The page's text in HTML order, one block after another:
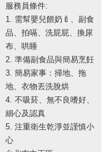
服務員條件:
1. 需幫嬰兒餵奶🍼、副食
品、拍嗝、洗屁屁、換尿
布、哄睡
2. 準備副食品與簡易烹飪
3. 簡易家事：掃地、拖
地、衣物丟洗脫烘
4. 不吸菸、無不良嗜好、
細心及認真
5. 注重衛生乾淨並謹慎小
心